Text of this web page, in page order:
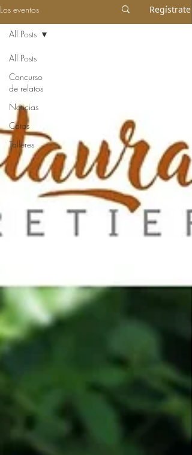
Los eventos Regístrate
All Posts
Concurso
de relatos
Noticias
Catas
Talleres
All Posts